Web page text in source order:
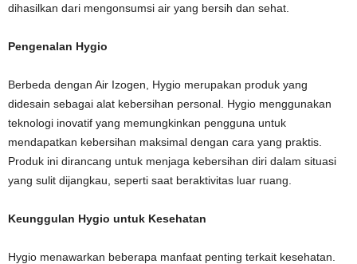
dihasilkan dari mengonsumsi air yang bersih dan sehat.
Pengenalan Hygio
Berbeda dengan Air Izogen, Hygio merupakan produk yang
didesain sebagai alat kebersihan personal. Hygio menggunakan
teknologi inovatif yang memungkinkan pengguna untuk
mendapatkan kebersihan maksimal dengan cara yang praktis.
Produk ini dirancang untuk menjaga kebersihan diri dalam situasi
yang sulit dijangkau, seperti saat beraktivitas luar ruang.
Keunggulan Hygio untuk Kesehatan
Hygio menawarkan beberapa manfaat penting terkait kesehatan.